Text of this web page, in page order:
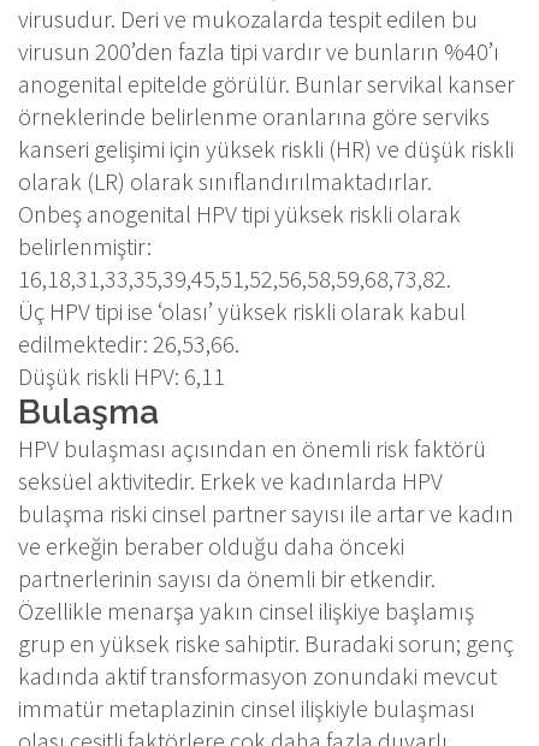
virusudur. Deri ve mukozalarda tespit edilen bu
virusun 200’den fazla tipi vardır ve bunların %40’ı
anogenital epitelde görülür. Bunlar servikal kanser
örneklerinde belirlenme oranlarına göre serviks
kanseri gelişimi için yüksek riskli (HR) ve düşük riskli
olarak (LR) olarak sınıflandırılmaktadırlar.
Onbeş anogenital HPV tipi yüksek riskli olarak
belirlenmiştir:
16,18,31,33,35,39,45,51,52,56,58,59,68,73,82.
Üç HPV tipi ise ‘olası’ yüksek riskli olarak kabul
edilmektedir: 26,53,66.
Düşük riskli HPV: 6,11
Bulaşma
HPV bulaşması açısından en önemli risk faktörü
seksüel aktivitedir. Erkek ve kadınlarda HPV
bulaşma riski cinsel partner sayısı ile artar ve kadın
ve erkeğin beraber olduğu daha önceki
partnerlerinin sayısı da önemli bir etkendir.
Özellikle menarşa yakın cinsel ilişkiye başlamış
grup en yüksek riske sahiptir. Buradaki sorun; genç
kadında aktif transformasyon zonundaki mevcut
immatür metaplazinin cinsel ilişkiyle bulaşması